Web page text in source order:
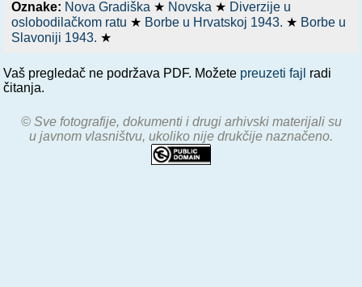
Oznake: Nova Gradiška ★ Novska ★ Diverzije u
oslobodilačkom ratu ★ Borbe u Hrvatskoj 1943. ★ Borbe u
Slavoniji 1943. ★
Vaš pregledač ne podržava PDF. Možete preuzeti fajl radi
čitanja.
© Sve fotografije, dokumenti i drugi arhivski materijali su
u javnom vlasništvu, ukoliko nije drukčije naznačeno.